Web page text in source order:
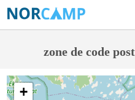
zone de code
+